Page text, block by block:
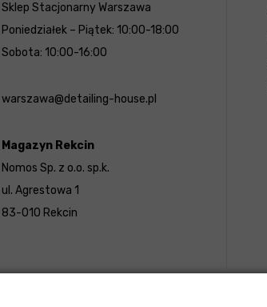
Sklep Stacjonarny Warszawa
Poniedziałek – Piątek: 10:00-18:00
Sobota: 10:00-16:00
warszawa@detailing-house.pl
Magazyn Rekcin
Nomos Sp. z o.o. sp.k.
ul. Agrestowa 1
83-010 Rekcin